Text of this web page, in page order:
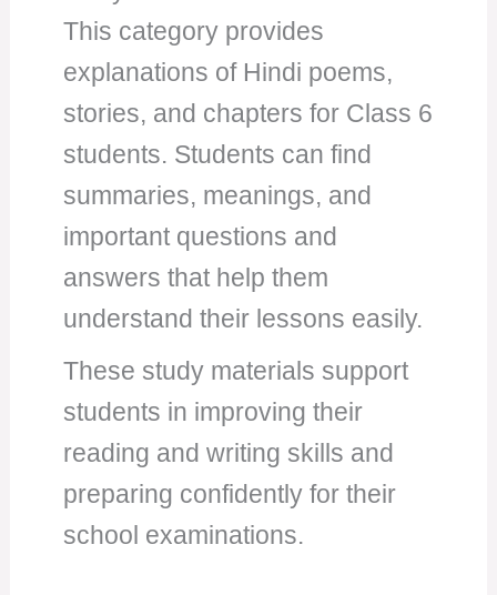
This category provides
explanations of Hindi poems,
stories, and chapters for Class 6
students. Students can find
summaries, meanings, and
important questions and
answers that help them
understand their lessons easily.
These study materials support
students in improving their
reading and writing skills and
preparing confidently for their
school examinations.